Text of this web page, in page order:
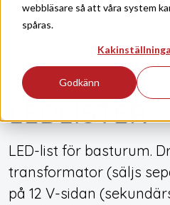
webbläsare så att våra system
spåras.
Godkänn
TILLBEHÖR | BELYSNING
LEDLISTER
LED-list för basturum.
transformator (säljs
på 12 V-sidan